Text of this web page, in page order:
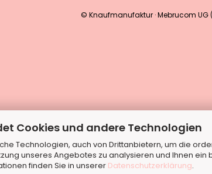
Cookies und andere Technologien
Technologien, auch von Drittanbietern, um die
unseres Angebotes zu analysieren und Ihnen ein
finden Sie in unserer Datenschutzerklärung.
© Knaufmanufaktur · Mebrucom